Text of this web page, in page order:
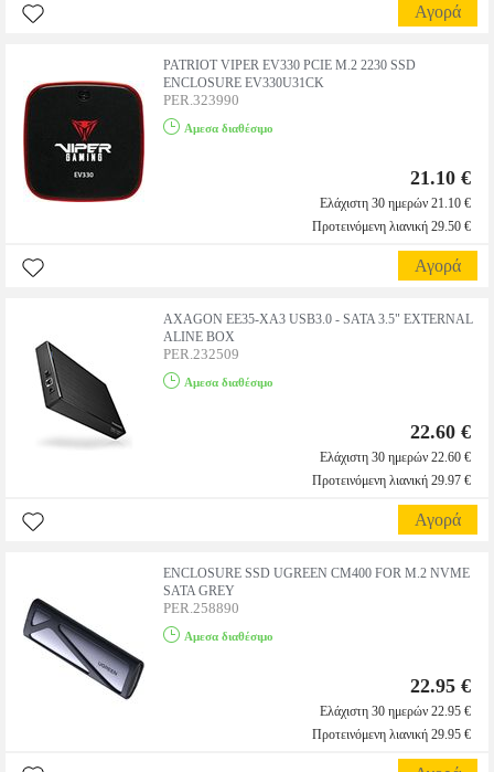
Αγορά
PATRIOT VIPER EV330 PCIE M.2 2230 SSD
ENCLOSURE EV330U31CK
PER.323990
Αμεσα διαθέσιμο
21.10 €
Ελάχιστη 30 ημερών 21.10 €
Προτεινόμενη λιανική 29.50 €
Αγορά
AXAGON ΕΕ35-ΧΑ3 USΒ3.0 - SΑΤΑ 3.5" ΕΧΤΕRΝΑL
ΑLΙΝΕ ΒΟΧ
PER.232509
Αμεσα διαθέσιμο
22.60 €
Ελάχιστη 30 ημερών 22.60 €
Προτεινόμενη λιανική 29.97 €
Αγορά
ENCLOSURE SSD UGREEN CM400 FOR M.2 NVME
SATA GREY
PER.258890
Αμεσα διαθέσιμο
22.95 €
Ελάχιστη 30 ημερών 22.95 €
Προτεινόμενη λιανική 29.95 €